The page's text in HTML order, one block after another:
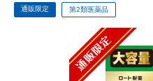
冬虫夏草 セノビック
ケアセラ
ヘリオホワイト 制汗剤
通販限定 第2類医薬品